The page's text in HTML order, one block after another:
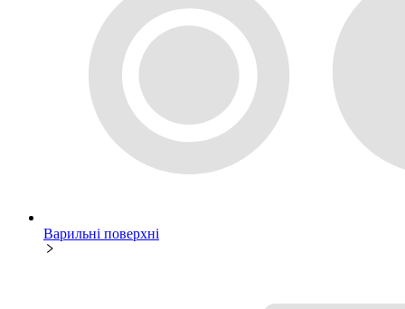
Варильні поверхні